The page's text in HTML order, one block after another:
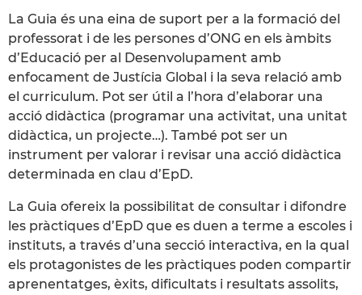
La Guia és una eina de suport per a la formació del
professorat i de les persones d’ONG en els àmbits
d’Educació per al Desenvolupament amb
enfocament de Justícia Global i la seva relació amb
el curriculum. Pot ser útil a l’hora d’elaborar una
acció didàctica (programar una activitat, una unitat
didàctica, un projecte…). També pot ser un
instrument per valorar i revisar una acció didàctica
determinada en clau d’EpD.
La Guia ofereix la possibilitat de consultar i difondre
les pràctiques d’EpD que es duen a terme a escoles i
instituts, a través d’una secció interactiva, en la qual
els protagonistes de les pràctiques poden compartir
aprenentatges, èxits, dificultats i resultats assolits,